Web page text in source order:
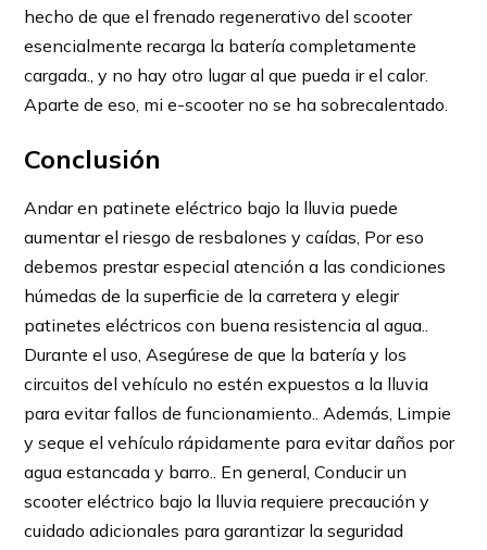
hecho de que el frenado regenerativo del scooter
esencialmente recarga la batería completamente
cargada., y no hay otro lugar al que pueda ir el calor.
Aparte de eso, mi e-scooter no se ha sobrecalentado.
Conclusión
Andar en patinete eléctrico bajo la lluvia puede
aumentar el riesgo de resbalones y caídas, Por eso
debemos prestar especial atención a las condiciones
húmedas de la superficie de la carretera y elegir
patinetes eléctricos con buena resistencia al agua..
Durante el uso, Asegúrese de que la batería y los
circuitos del vehículo no estén expuestos a la lluvia
para evitar fallos de funcionamiento.. Además, Limpie
y seque el vehículo rápidamente para evitar daños por
agua estancada y barro.. En general, Conducir un
scooter eléctrico bajo la lluvia requiere precaución y
cuidado adicionales para garantizar la seguridad